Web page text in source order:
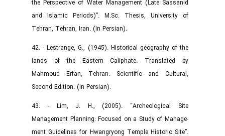
the Perspective of Water Management (Late Sassanid
and Islamic Periods)”. M.Sc. Thesis, University of
Tehran, Tehran, Iran. (In Persian).
42. - Lestrange, G., (1945). Historical geography of the
lands of the Eastern Caliphate. Translated by
Mahmoud Erfan, Tehran: Scientific and Cultural,
Second Edition. (In Persian).
43. - Lim, J. H., (2005). “Archeological Site
Management Planning: Focused on a Study of Manage-
ment Guidelines for Hwangryong Temple Historic Site”.